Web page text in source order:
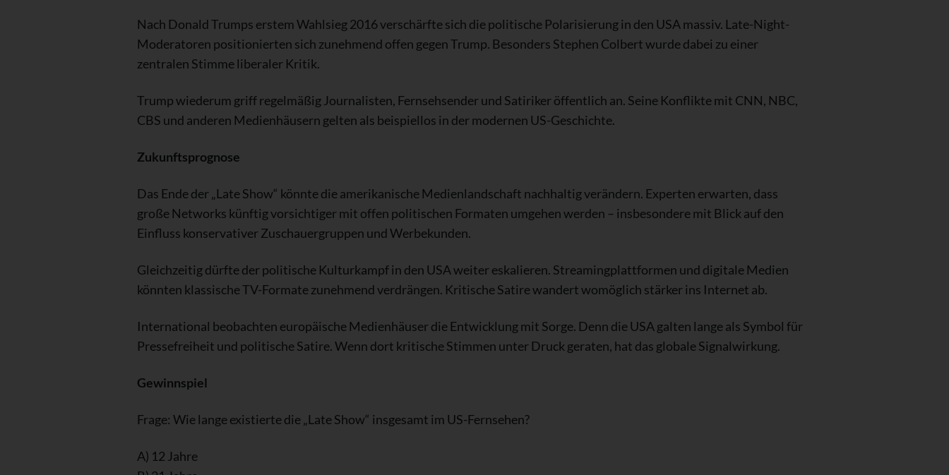
Nach Donald Trumps erstem Wahlsieg 2016 verschärfte sich die politische Polarisierung in den USA massiv. Late-Night-
Moderatoren positionierten sich zunehmend offen gegen Trump. Besonders Stephen Colbert wurde dabei zu einer
zentralen Stimme liberaler Kritik.
Trump wiederum griff regelmäßig Journalisten, Fernsehsender und Satiriker öffentlich an. Seine Konflikte mit CNN, NBC,
CBS und anderen Medienhäusern gelten als beispiellos in der modernen US-Geschichte.
Zukunftsprognose
Das Ende der „Late Show“ könnte die amerikanische Medienlandschaft nachhaltig verändern. Experten erwarten, dass
große Networks künftig vorsichtiger mit offen politischen Formaten umgehen werden – insbesondere mit Blick auf den
Einfluss konservativer Zuschauergruppen und Werbekunden.
Gleichzeitig dürfte der politische Kulturkampf in den USA weiter eskalieren. Streamingplattformen und digitale Medien
könnten klassische TV-Formate zunehmend verdrängen. Kritische Satire wandert womöglich stärker ins Internet ab.
International beobachten europäische Medienhäuser die Entwicklung mit Sorge. Denn die USA galten lange als Symbol für
Pressefreiheit und politische Satire. Wenn dort kritische Stimmen unter Druck geraten, hat das globale Signalwirkung.
Gewinnspiel
Frage: Wie lange existierte die „Late Show“ insgesamt im US-Fernsehen?
A) 12 Jahre